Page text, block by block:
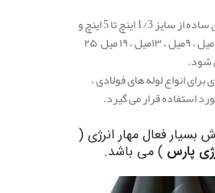
از سایز 1/3
اینچ تا 5 اینچ و
در ضخامت های۶میل ، ۹میل ، ۱۳میل ، ۱۹ میل ۲۵
شود.
برای انواع لوله های فولادی ،
استفاده قرار می گیرد.
بسیار فعال مهار انرژی (
پارس ) می باشد.